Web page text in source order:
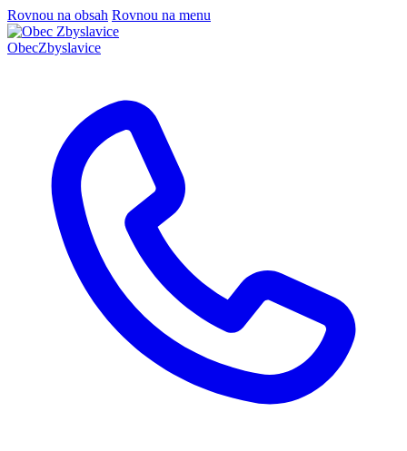
Rovnou na obsah Rovnou na menu
ObecZbyslavice